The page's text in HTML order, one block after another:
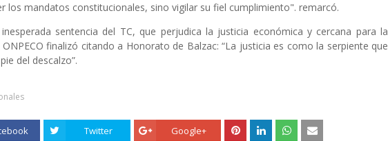
los mandatos constitucionales, sino vigilar su fiel cumplimiento". remarcó.
sentencia del TC, que perjudica la justicia económica y cercana para la
finalizó citando a Honorato de Balzac: “La justicia es como la serpiente que
del descalzo”.
Twitter Google+